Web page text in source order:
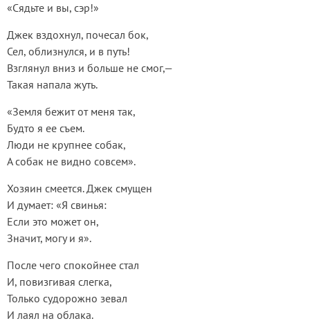
«Сядьте и вы, сэр!»
Джек вздохнул, почесал бок,
Сел, облизнулся, и в путь!
Взглянул вниз и больше не смог,—
Такая напала жуть.
«Земля бежит от меня так,
Будто я ее съем.
Люди не крупнее собак,
А собак не видно совсем».
Хозяин смеется. Джек смущен
И думает: «Я свинья:
Если это может он,
Значит, могу и я».
После чего спокойнее стал
И, повизгивая слегка,
Только судорожно зевал
И лаял на облака.